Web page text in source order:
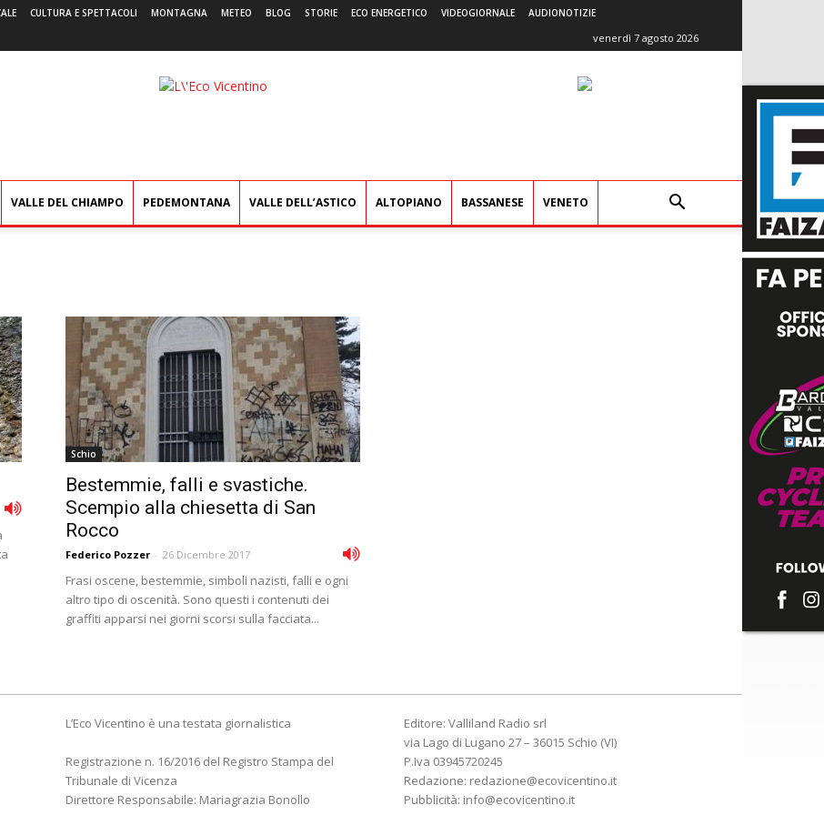
CULTURA E SPETTACOLI MONTAGNA METEO BLOG STORIE ECO ENERGETICO VIDEOGIORNALE AUDIONOTIZIE
venerdì 7 agosto 2026
L'Eco
VALLE DEL CHIAMPO PEDEMONTANA VALLE DELL’ASTICO ALTOPIANO BASSANESE VENETO
Schio
Bestemmie, falli e svastiche.
Scempio alla chiesetta di San
Rocco
Federico Pozzer - 26 Dicembre 2017
Frasi oscene, bestemmie, simboli nazisti, falli e ogni
altro tipo di oscenità. Sono questi i contenuti dei
graffiti apparsi nei giorni scorsi sulla facciata...
L’Eco Vicentino è una testata giornalistica
Registrazione n. 16/2016 del Registro Stampa del
Tribunale di Vicenza
Direttore Responsabile: Mariagrazia Bonollo
Editore: Valliland Radio srl
via Lago di Lugano 27 – 36015 Schio (VI)
P.Iva 03945720245
Redazione: redazione@ecovicentino.it
Pubblicità: info@ecovicentino.it